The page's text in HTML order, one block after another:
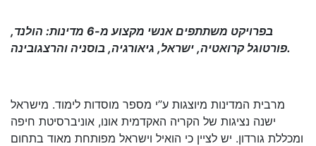
בפרויקט משתתפים אנשי מקצוע מ-6 מדינות: הולנד,
פורטוגל קרואטיה, ישראל, גיאורגיה, בוסניה והרצגובינה.
מרבית המדינות מיוצגות ע”י מספר מוסדות לימוד. מישראל
ישנה נציגות של הקריה האקדמית אונו, אוניברסיטת חיפה
ומכללת גורדון. יש לציין כי הואיל וישראל מפותחת מאוד בתחום